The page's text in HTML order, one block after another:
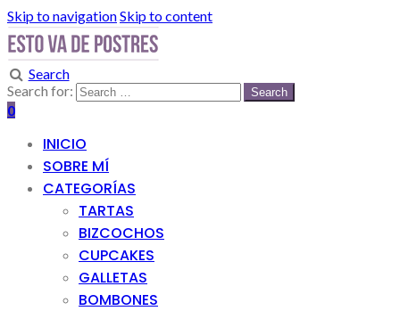
Skip to navigationSkip to content
Search
Search for:
0
INICIO
SOBRE MÍ
CATEGORÍAS
TARTAS
BIZCOCHOS
CUPCAKES
GALLETAS
BOMBONES